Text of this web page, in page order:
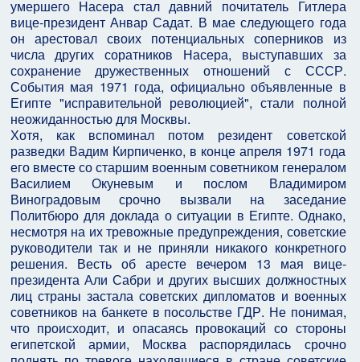
умершего Насера стал давний почитатель Гитлера
вице-президент Анвар Садат. В мае следующего года
он арестовал своих потенциальных соперников из
числа других соратников Насера, выступавших за
сохранение дружественных отношений с СССР.
События мая 1971 года, официально объявленные в
Египте "исправительной революцией", стали полной
неожиданностью для Москвы.
Хотя, как вспоминал потом резидент советской
разведки Вадим Кирпиченко, в конце апреля 1971 года
его вместе со старшим военным советником генералом
Василием Окуневым и послом Владимиром
Виноградовым срочно вызвали на заседание
Политбюро для доклада о ситуации в Египте. Однако,
несмотря на их тревожные предупреждения, советские
руководители так и не приняли никакого конкретного
решения. Весть об аресте вечером 13 мая вице-
президента Али Сабри и других высших должностных
лиц страны застала советских дипломатов и военных
советников на банкете в посольстве ГДР. Не понимая,
что происходит, и опасаясь провокаций со стороны
египетской армии, Москва распорядилась срочно